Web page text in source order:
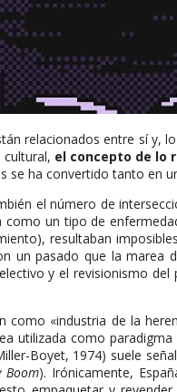
relacionados entre sí y,
el concepto de lo
ha convertido tanto en
el número de
como un tipo de
resultaban
un pasado que la
y el revisionismo
«industria de la
utilizada como
Boyet, 1974) suele
Boom). Irónicamente,